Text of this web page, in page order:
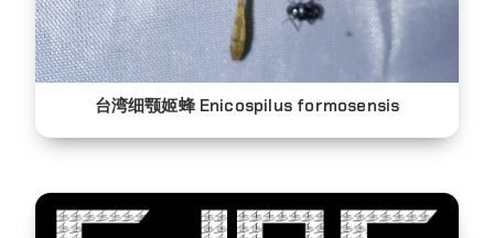
台湾细颚姬蜂 Enicospilus formosensis